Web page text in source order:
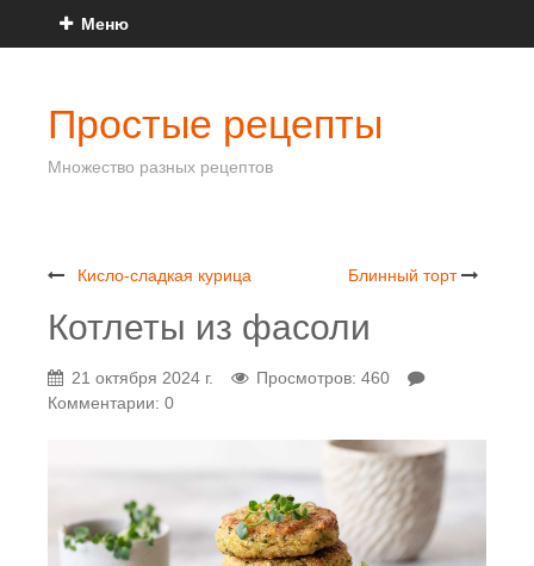
Меню
Простые рецепты
Множество разных рецептов
Кисло-сладкая курица Блинный торт
Котлеты из фасоли
21 октября 2024 г.
Просмотров: 460
Комментарии: 0